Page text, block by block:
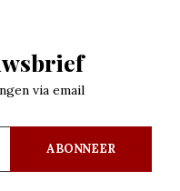
via email
ABONNEER